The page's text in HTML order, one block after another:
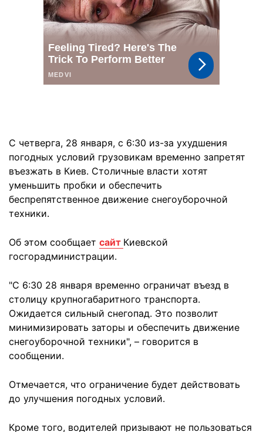
С четверга, 28 января, с 6:30 из-за ухудшения
погодных условий грузовикам временно запретят
въезжать в Киев. Столичные власти хотят
уменьшить пробки и обеспечить
беспрепятственное движение снегоуборочной
техники.
Об этом сообщает сайт Киевской
госгорадминистрации.
"С 6:30 28 января временно ограничат въезд в
столицу крупногабаритного транспорта.
Ожидается сильный снегопад. Это позволит
минимизировать заторы и обеспечить движение
снегоуборочной техники", – говорится в
сообщении.
Отмечается, что ограничение будет действовать
до улучшения погодных условий.
Кроме того, водителей призывают не пользоваться